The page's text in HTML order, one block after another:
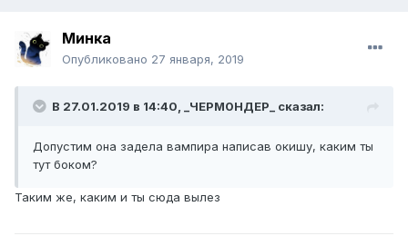
Минка
Опубликовано 27 января, 2019
В 27.01.2019 в 14:40, _ЧЕРМ0НДЕР_ сказал:
Допустим она задела вампира написав окишу, каким ты
тут боком?
Таким же, каким и ты сюда вылез